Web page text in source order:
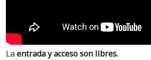
Laentrada y acceso son libres.